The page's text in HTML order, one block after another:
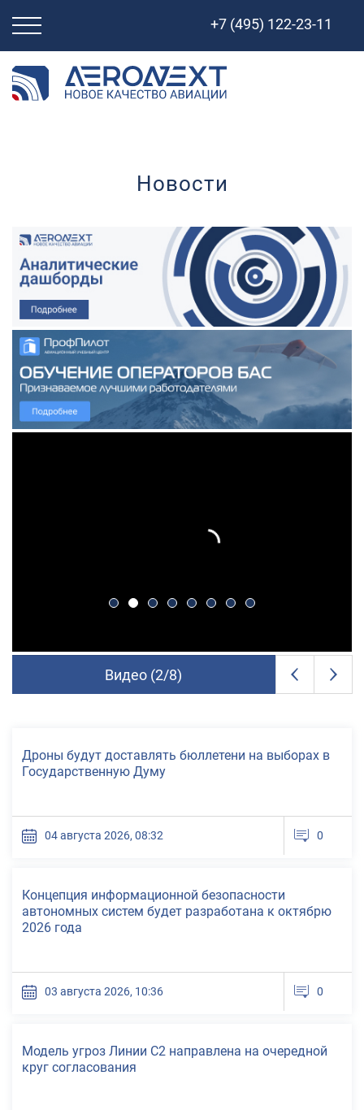
Свернуть
навигацию
+7 (495) 122-23-11
Новости
Видео (2/8)
Дроны будут доставлять бюллетени на выборах в
Государственную Думу
04 августа 2026, 08:32 0
Концепция информационной безопасности
автономных систем будет разработана к октябрю
2026 года
03 августа 2026, 10:36 0
Модель угроз Линии С2 направлена на очередной
круг согласования